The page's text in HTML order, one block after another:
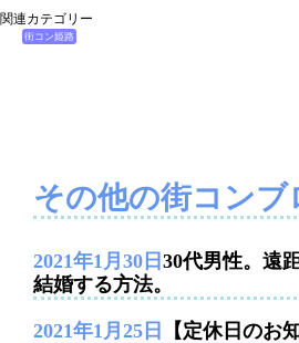
関連カテゴリー
街コン姫路
その他の街コンブ
2021年1月30日 30代男性。遠
結婚する方法。
2021年1月25日 【定休日のお